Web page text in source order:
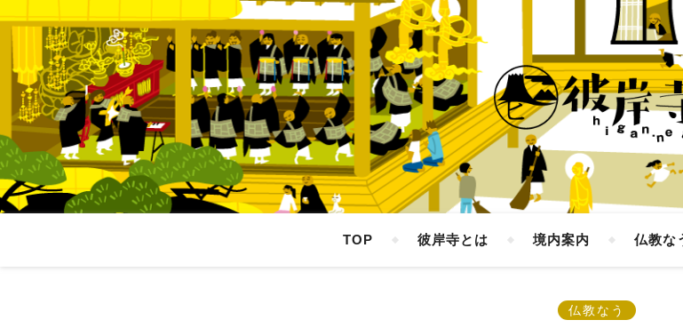
TOP 彼岸寺とは 境内案内 仏教な
仏教なう